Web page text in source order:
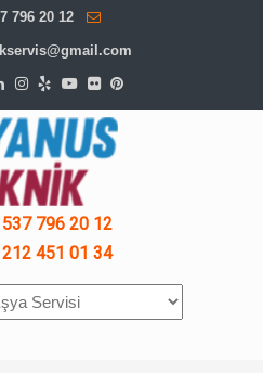
796 20 12
796 20 12
451 01 34